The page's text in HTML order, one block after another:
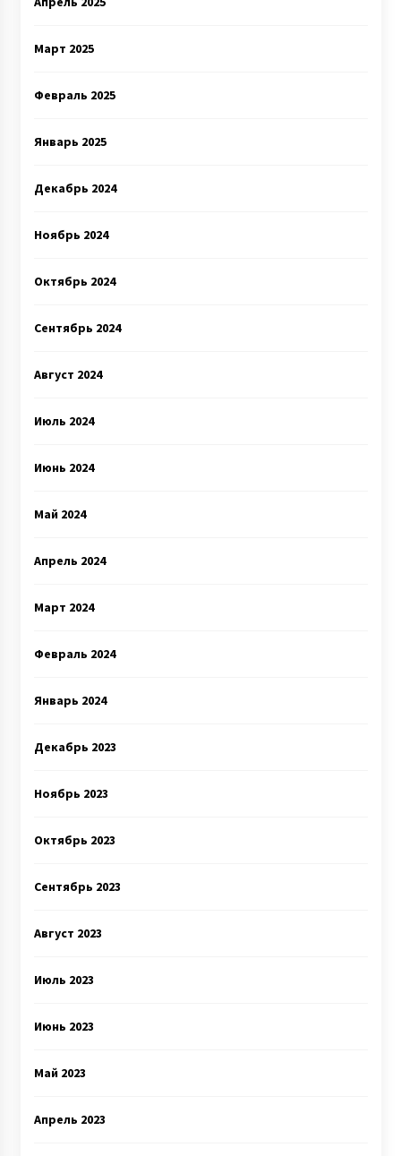
Март 2025
Февраль 2025
Январь 2025
Декабрь 2024
Ноябрь 2024
Октябрь 2024
Сентябрь 2024
Август 2024
Июль 2024
Июнь 2024
Май 2024
Апрель 2024
Март 2024
Февраль 2024
Январь 2024
Декабрь 2023
Ноябрь 2023
Октябрь 2023
Сентябрь 2023
Август 2023
Июль 2023
Июнь 2023
Май 2023
Апрель 2023